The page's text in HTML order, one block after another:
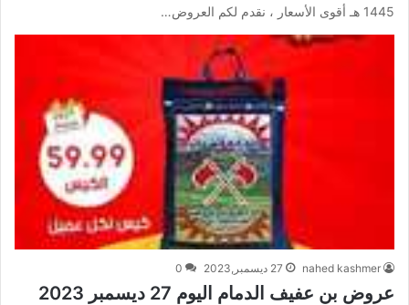
1445 هـ أقوى الأسعار ، نقدم لكم العروض…
nahed kashmer 27 ديسمبر,2023 0
عروض بن عفيف الدمام اليوم 27 ديسمبر 2023